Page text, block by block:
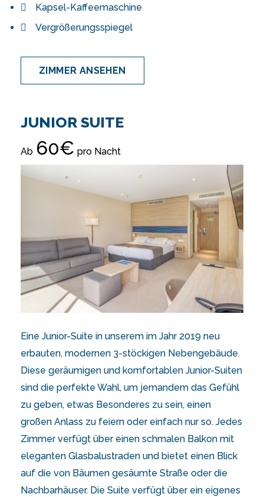
Kapsel-Kaffeemaschine
Vergrößerungsspiegel
ZIMMER ANSEHEN
JUNIOR SUITE
Ab 60€ pro Nacht
Eine Junior-Suite in unserem im Jahr 2019 neu
erbauten, modernen 3-stöckigen Nebengebäude.
Diese geräumigen und komfortablen Junior-Suiten
sind die perfekte Wahl, um jemandem das Gefühl
zu geben, etwas Besonderes zu sein, einen
großen Anlass zu feiern oder einfach nur so. Jedes
Zimmer verfügt über einen schmalen Balkon mit
eleganten Glasbalustraden und bietet einen Blick
auf die von Bäumen gesäumte Straße oder die
Nachbarhäuser. Die Suite verfügt über ein eigenes